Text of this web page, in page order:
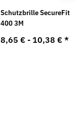
Schutzbrille SecureFit
400 3M
8,65 € - 10,38 €*